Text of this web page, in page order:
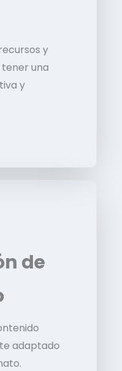
y
una
y
de
adaptado